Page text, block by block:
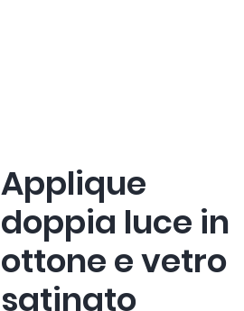
Applique
doppia luce in
ottone e vetro
satinato